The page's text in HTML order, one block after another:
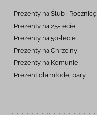
Prezenty na Ślub i Rocznicę
Prezenty na 25-lecie
Prezenty na 50-lecie
Prezenty na Chrzciny
Prezenty na Komunię
Prezent dla młodej pary